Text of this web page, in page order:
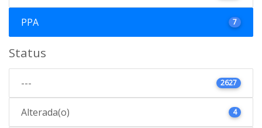
PPA 7
Status
--- 2627
Alterada(o) 4